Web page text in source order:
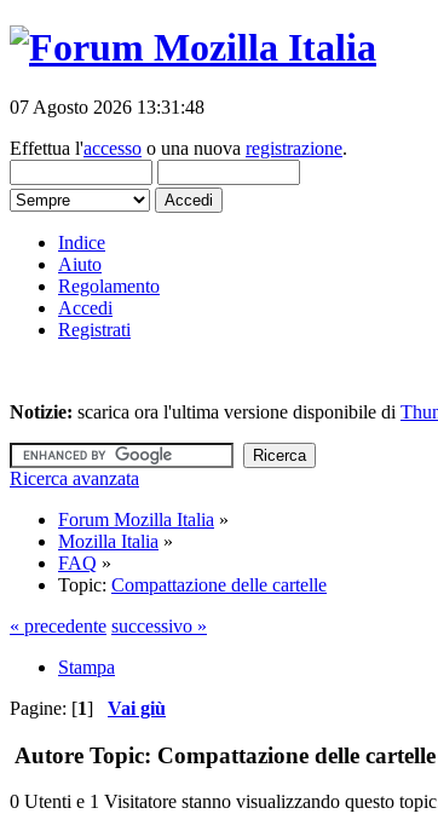
07 Agosto 2026 13:31:48
Effettua l'accesso o una nuova registrazione.
Indice
Aiuto
Regolamento
Accedi
Registrati
Notizie: scarica ora l'ultima versione disponibile di
Ricerca avanzata
Forum Mozilla Italia »
Mozilla Italia »
FAQ »
Topic: Compattazione delle cartelle
« precedente successivo »
Stampa
Pagine: [1] Vai giù
Autore Topic: Compattazione delle
0 Utenti e 1 Visitatore stanno visualizzando questo